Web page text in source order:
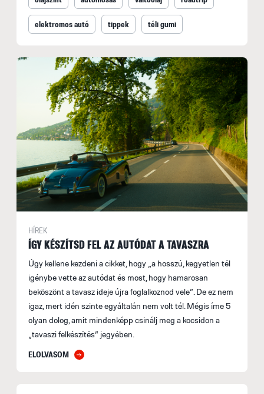
elektromos autó tippek téli gumi
HÍREK
ÍGY KÉSZÍTSD FEL AZ AUTÓDAT A TAVASZRA
Úgy kellene kezdeni a cikket, hogy „a hosszú, kegyetlen tél
igénybe vette az autódat és most, hogy hamarosan
beköszönt a tavasz ideje újra foglalkoznod vele”. De ez nem
igaz, mert idén szinte egyáltalán nem volt tél. Mégis íme 5
olyan dolog, amit mindenképp csinálj meg a kocsidon a
„tavaszi felkészítés” jegyében.
ELOLVASOM